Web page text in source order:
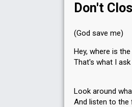
Don't
(God save me)
Hey, where is
That's what I
Look around
And listen to the